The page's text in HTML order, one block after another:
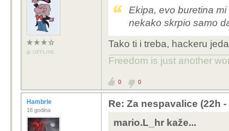
OFFLINE
Ekipa, evo buretina
nekako skrpio samo
Tako ti i treba, hackeru
Freedom is just another
0 0
Hambrle
16 godina
Re: Za nespavalice (22h -
mario.L_hr kaže...